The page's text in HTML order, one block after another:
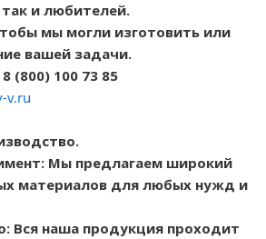
и любителей.
мы могли изготовить или
вашей задачи.
(800) 100 73 85
v.ru
Мы предлагаем широкий
материалов для любых нужд и
Вся наша продукция проходит